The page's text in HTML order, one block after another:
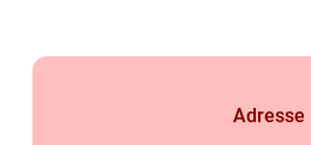
Adresse